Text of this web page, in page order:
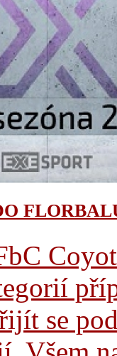
se